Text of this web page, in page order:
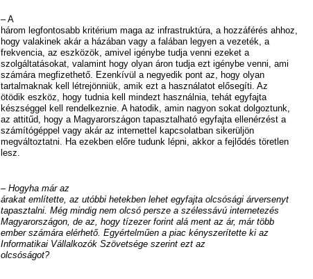
– A
három legfontosabb kritérium maga az infrastruktúra, a hozzáférés ahhoz,
hogy valakinek akár a házában vagy a falában legyen a vezeték, a
frekvencia, az eszközök, amivel igénybe tudja venni ezeket a
szolgáltatásokat, valamint hogy olyan áron tudja ezt igénybe venni, ami
számára megfizethető. Ezenkívül a negyedik pont az, hogy olyan
tartalmaknak kell létrejönniük, amik ezt a használatot elősegíti. Az
ötödik eszköz, hogy tudnia kell mindezt használnia, tehát egyfajta
készséggel kell rendelkeznie. A hatodik, amin nagyon sokat dolgoztunk,
az attitűd, hogy a Magyarországon tapasztalható egyfajta ellenérzést a
számítógéppel vagy akár az internettel kapcsolatban sikerüljön
megváltoztatni. Ha ezekben előre tudunk lépni, akkor a fejlődés töretlen
lesz.
– Hogyha már az
árakat említette, az utóbbi hetekben lehet egyfajta olcsósági árversenyt
tapasztalni. Még mindig nem olcsó persze a szélessávú internetezés
Magyarországon, de az, hogy tízezer forint alá ment az ár, már több
ember számára elérhető. Egyértelműen a piac kényszerítette ki az
Informatikai Vállalkozók Szövetsége szerint ezt az
olcsóságot?